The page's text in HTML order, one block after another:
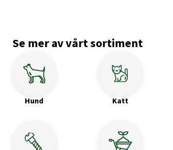
Se mer av vårt sortiment
Hund Katt